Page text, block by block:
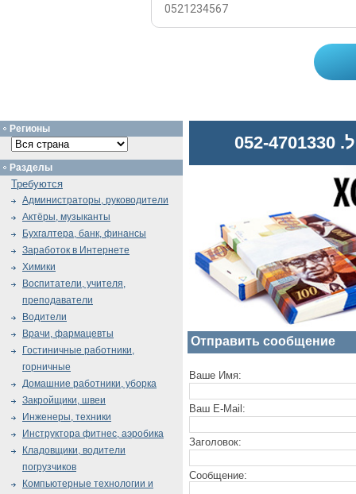
Отправить сообщение
Ваше Имя:
Ваш E-Mail:
Заголовок:
Сообщение:
Регионы
Разделы
Требуются
Администраторы, руководители
Актёры, музыканты
Бухгалтера, банк, финансы
Заработок в Интернете
Химики
Воспитатели, учителя,
преподаватели
Водители
Врачи, фармацевты
Гостиничные работники,
горничные
Домашние работники, уборка
Закройщики, швеи
Инженеры, техники
Инструктора фитнес, аэробика
Кладовщики, водители
погрузчиков
Компьютерные технологии и